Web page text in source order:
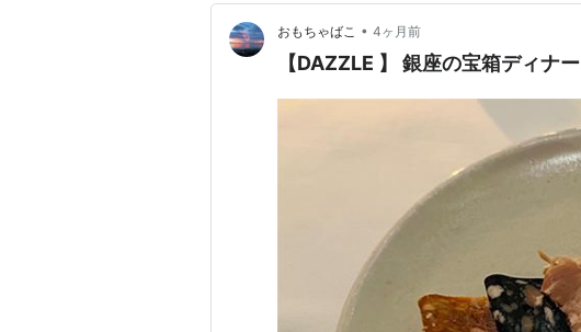
おもちゃばこ • 4ヶ月前
【DAZZLE 】 銀座の宝箱ディナー